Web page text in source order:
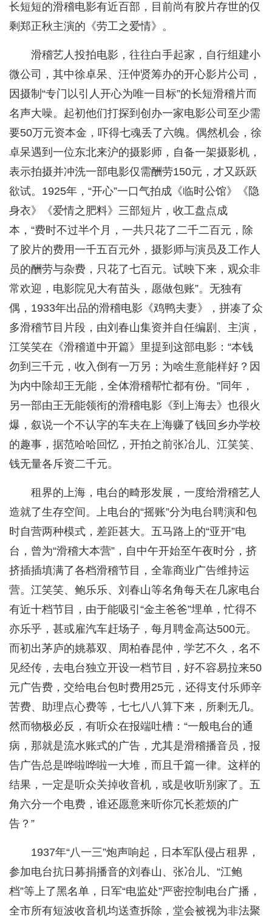
长短短的滑稽电影有近百部，目前尚有胶片存世的仅
剩郑正秋主演的《劳工之爱情》。
滑稽艺人投拍电影，往往白手起家，自行组建小
微公司，其中徐卓呆、汪仲贤筹办的开心影片公司，
因摄制“专门以引人开心为唯一目标”的长短滑稽片而
名声大噪。起初他们打探到创办一家电影公司至少需
要50万元资本金，吓得七魂丢了六魄。偶然机会，徐
卓呆遇到一位东北来沪的摄影师，自备一架摄影机，
表示拍摄并冲洗一部电影仅需酬劳150元，才又跃跃
欲试。1925年，“开心”一口气拍成《临时公馆》《隐
身衣》《爱情之肥料》三部短片，收工盘点成
本，“费时不过半个月，一共只花了二千二百元，除
了胶片的费用一千五百元外，摄影师与演员及工作人
员的酬劳与杂费，只花了七百元。试映下来，观众非
常欢迎，电影院见大有苗头，愿做包账”。无独有
偶，1933年出品的滑稽电影《鸡鸭夫妻》，拼凑了众
多滑稽节目片段，由刘春山集资并自任编剧、主演，
江笑笑在《滑稽道中开篇》里提到这部电影：“本钱
勿到三千元，收入倒有一万另；为啥生意能样好？因
为内中除却王无能，全体滑稽帮忙都有份。”同年，
另一部由王无能领衔的滑稽电影《到上海去》也很火
爆，叙说一个不认字的车夫在上海赚了钱回乡办学校
的趣事，据范哈哈回忆，开拍之前张冶儿、江笑笑、
钱无量各斥资二千元。
租界的上海，电台的畸形发展，一度给滑稽艺人
造就了生存空间。上电台的“摇账”分为电台聘演和包
时自营两种模式，差距甚大。五马路上的“亚开”电
台，曾为“滑稽大本营”，自中午开始至午夜时分，挤
挤插插填满了各档滑稽节目，全靠商业广告维持运
营。江笑笑、鲍乐乐、刘春山等名角每天在几家电台
有近十档节目，由于能吸引“金主爸爸”埋单，忙得不
亦乐乎，甚或雇汽车赶场子，每月聘金高达500元。
而初出茅庐的姚慕双、周柏春昆仲，学艺不久，名不
见经传，去电台独立开设一档节目，好不容易拉来50
元广告费，交给电台包时费用25元，还得支付乐师辛
苦费、助理点心费等，七七八八算下来，所剩无几。
然而物极必反，有听众在报端吐槽：“一般电台的通
病，那就是流水账式的广告，尤其是滑稽播音员，报
告广告总是哗啦哗啦一大堆，而且千篇一律。这样的
结果，一定是听众关掉收音机，或是收听别家了。五
角六分一个电费，谁还愿意来听你冗长惹烦的广
告？”
1937年“八一三”炮声响起，日本军队侵占租界，
参加电台抗日募捐播音的刘春山、张冶儿、“江鲍
档”等上了黑名单，日军“电监处”严密控制电台广播，
全市所有短波收音机均送查拆除，堂会被视为非法聚